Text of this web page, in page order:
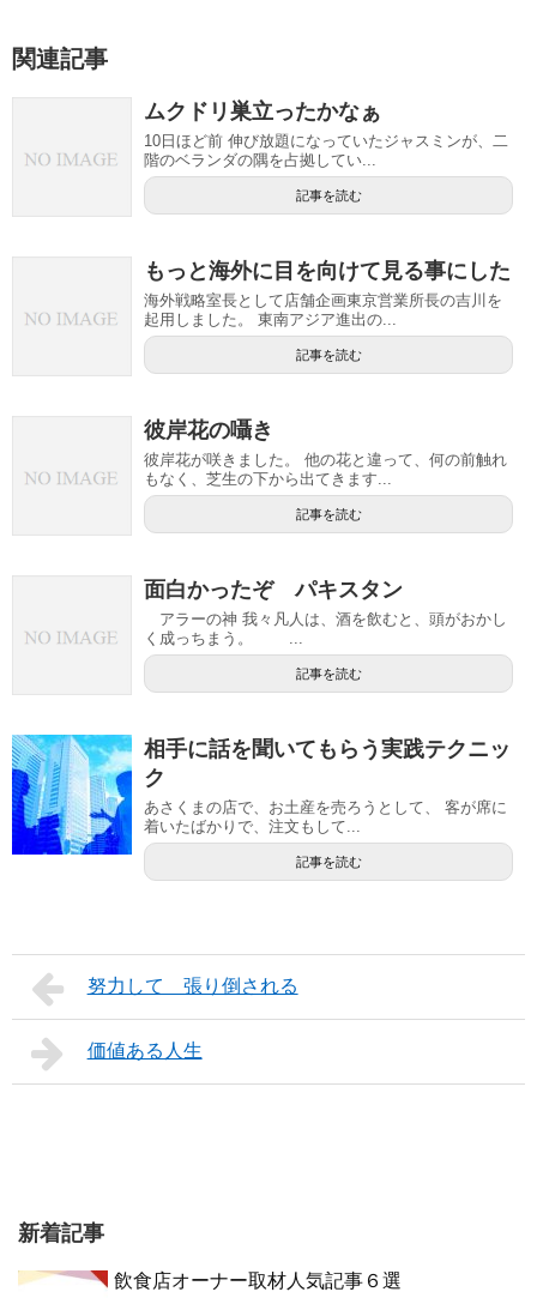
関連記事
ムクドリ巣立ったかなぁ
10日ほど前 伸び放題になっていたジャスミンが、二
階のベランダの隅を占拠してい...
記事を読む
もっと海外に目を向けて見る事にした
海外戦略室長として店舗企画東京営業所長の吉川を
起用しました。 東南アジア進出の...
記事を読む
彼岸花の囁き
彼岸花が咲きました。 他の花と違って、何の前触れ
もなく、芝生の下から出てきます...
記事を読む
面白かったぞ パキスタン
アラーの神 我々凡人は、酒を飲むと、頭がおかし
く成っちまう。 ...
記事を読む
相手に話を聞いてもらう実践テクニッ
ク
あさくまの店で、お土産を売ろうとして、 客が席に
着いたばかりで、注文もして...
記事を読む
努力して 張り倒される
価値ある人生
新着記事
飲食店オーナー取材人気記事６選